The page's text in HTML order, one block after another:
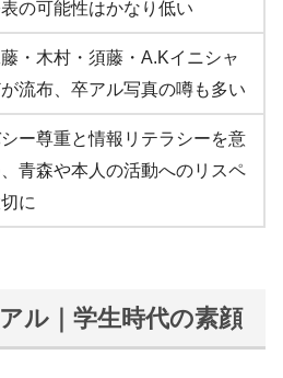
の可能性はかなり低い
・木村・須藤・A.Kイニシャ
流布、卒アル写真の噂も多い
ー尊重と情報リテラシーを意
青森や本人の活動へのリスペ
に
ル｜学生時代の素顔